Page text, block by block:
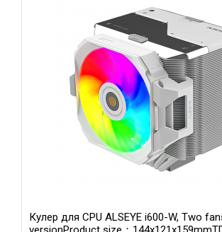
Кулер для CPU ALSEYE i600-W, Two